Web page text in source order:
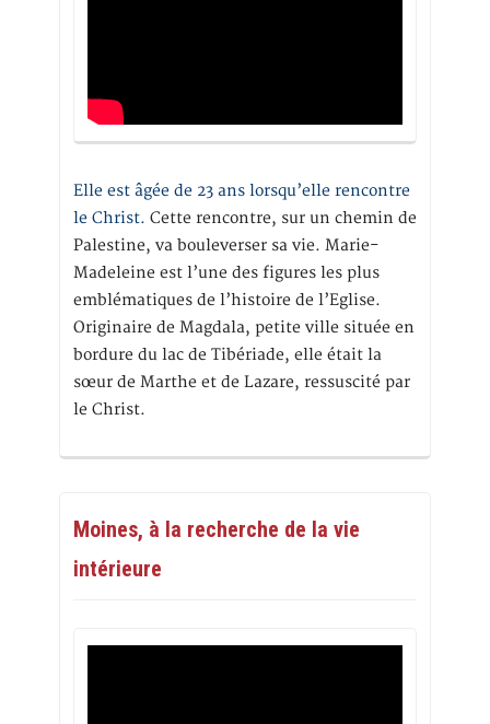
Elle est âgée de 23 ans lorsqu’elle rencontre
le Christ. Cette rencontre, sur un chemin de
Palestine, va bouleverser sa vie. Marie-
Madeleine est l’une des figures les plus
emblématiques de l’histoire de l’Eglise.
Originaire de Magdala, petite ville située en
bordure du lac de Tibériade, elle était la
sœur de Marthe et de Lazare, ressuscité par
le Christ.
Moines, à la recherche de la vie
intérieure